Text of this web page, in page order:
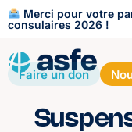
Merci pour votre
consulaires 2026 !
Faire un don